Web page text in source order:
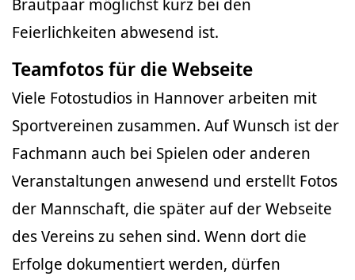
Brautpaar möglichst kurz bei den
Feierlichkeiten abwesend ist.
Teamfotos für die Webseite
Viele Fotostudios in Hannover arbeiten mit
Sportvereinen zusammen. Auf Wunsch ist der
Fachmann auch bei Spielen oder anderen
Veranstaltungen anwesend und erstellt Fotos
der Mannschaft, die später auf der Webseite
des Vereins zu sehen sind. Wenn dort die
Erfolge dokumentiert werden, dürfen